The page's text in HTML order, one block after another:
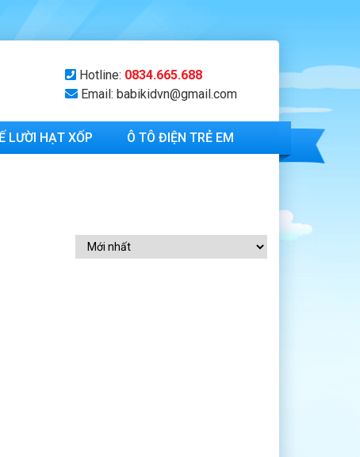
Hotline: 0834.665.688
Email: babikidvn@gmail.com
LƯỜI HẠT XỐP Ô TÔ ĐIỆN TRẺ EM